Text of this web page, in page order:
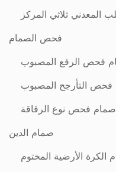
المعدني ثلاثي المركز
فحص الصمام
فحص الرفع المصبوب
التأرجح المصبوب
صمام فحص نوع الرقاقة
صمام الدين